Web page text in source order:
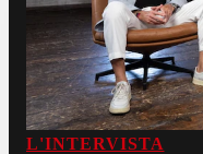
L'INTERVISTA